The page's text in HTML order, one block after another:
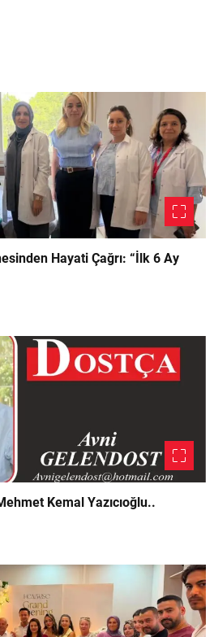
Hayati Çağrı: “İlk 6 Ay
KENT’E LAZIM.. ”Mehmet Kemal Yazıcıoğlu..